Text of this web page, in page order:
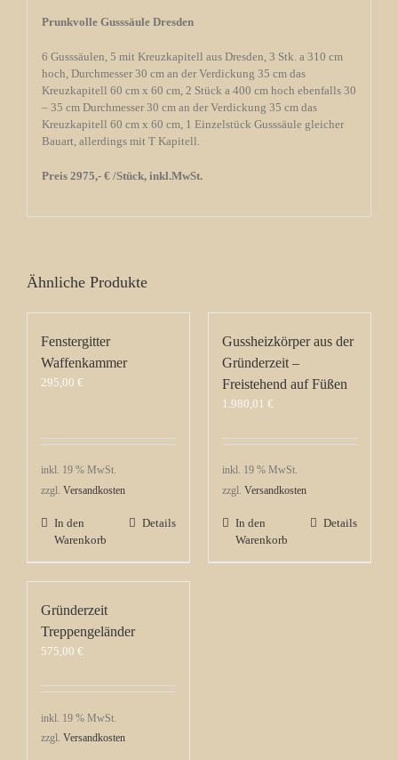
Prunkvolle Gusssäule Dresden
6 Gusssäulen, 5 mit Kreuzkapitell aus Dresden, 3 Stk. a 310 cm
hoch, Durchmesser 30 cm an der Verdickung 35 cm das
Kreuzkapitell 60 cm x 60 cm, 2 Stück a 400 cm hoch ebenfalls 30
– 35 cm Durchmesser 30 cm an der Verdickung 35 cm das
Kreuzkapitell 60 cm x 60 cm, 1 Einzelstück Gusssäule gleicher
Bauart, allerdings mit T Kapitell.
Preis 2975,- € /Stück, inkl.MwSt.
Ähnliche Produkte
Fenstergitter
Waffenkammer
295,00 €
inkl. 19 % MwSt.
zzgl. Versandkosten
In den
Warenkorb
Details
Gussheizkörper aus der
Gründerzeit –
Freistehend auf Füßen
1.980,01 €
inkl. 19 % MwSt.
zzgl. Versandkosten
In den
Warenkorb
Details
Gründerzeit
Treppengeländer
575,00 €
inkl. 19 % MwSt.
zzgl. Versandkosten